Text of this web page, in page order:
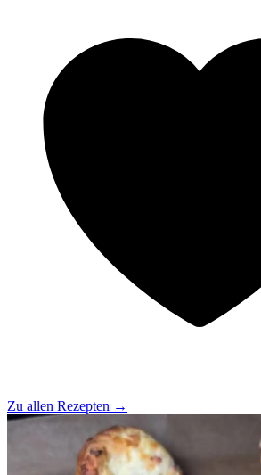
Zu allen Rezepten →